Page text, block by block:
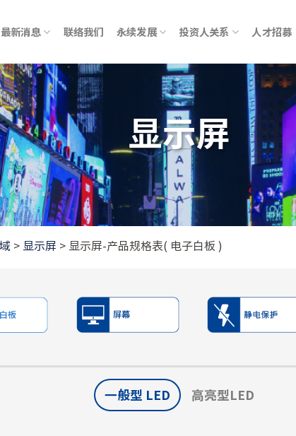
最新消息 联络我们 永续发展 投资人关系 人才招募
显示屏
> 显示屏 > 显示屏-产品规格表( 电子白板 )
一般型 LED 高亮型LED